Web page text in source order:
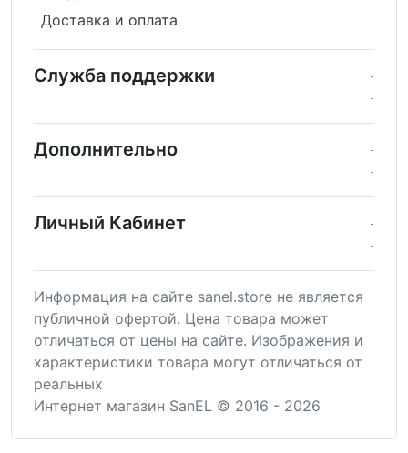
Доставка и оплата
Служба поддержки
Дополнительно
Личный Кабинет
Информация на сайте sanel.store не является
публичной офертой. Цена товара может
отличаться от цены на сайте. Изображения и
характеристики товара могут отличаться от
реальных
Интернет магазин SanEL © 2016 - 2026